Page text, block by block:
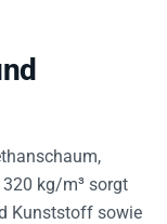
kg/m³ sorgt
Kunststoff sowie